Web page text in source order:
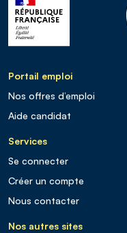
Portail emploi
Nos offres d’emploi
Aide candidat
Services
Se connecter
Créer un compte
Nous contacter
Nos autres sites